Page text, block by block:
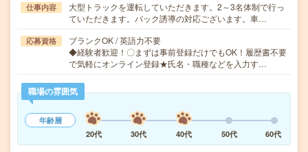
仕事内容
大型トラックを運転していただきます。2～3名体制で行っ
ていただきます。バック誘導の対応ございます。車…
応募資格
ブランクOK / 英語力不要
◆経験者歓迎！〇まずは事前登録だけでもOK！履歴書不要
で気軽にオンライン登録★氏名・職種などを入力す…
職場の雰囲気
年齢層
20代
30代 40代 50代 60代